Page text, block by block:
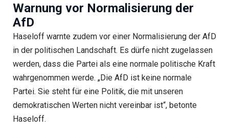
Warnung vor Normalisierung der
AfD
Haseloff warnte zudem vor einer Normalisierung der AfD
in der politischen Landschaft. Es dürfe nicht zugelassen
werden, dass die Partei als eine normale politische Kraft
wahrgenommen werde. „Die AfD ist keine normale
Partei. Sie steht für eine Politik, die mit unseren
demokratischen Werten nicht vereinbar ist“, betonte
Haseloff.